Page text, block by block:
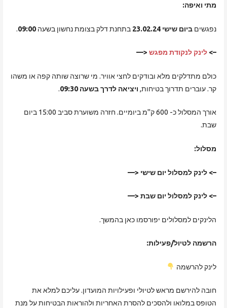
מתי ואיפה:
נפגשים ביום שישי 23.02.24 בתחנת דלק בצומת נחשון בשעה09:00
.
–> לינק לנקודת מפגש<—
כולם מתדלקים מלא ובודקים לחצי אוויר. מי שרוצה שותה קפה או משהו
קר. עוברים תדרוך בטיחות, ויציאה לדרך בשעה 09:30 .
אורך המסלול כ- 600 ק"מ ביומיים. חזרה משוערת סביב 15:00 ביום
שבת.
מסלול:
–> לינק למסלול יום שישי <—
–> לינק למסלול יום שבת <—
הלינקים למסלולים יפורסמו כאן בהמשך.
הרשמה לטיול/פעילות:
לינק להרשמה
חובה להירשם מראש לטיולי ופעילויות המועדון. עליכם למלא את
הטופס במלואו ולהסכים להסרת האחריות ולהוראות הבטיחות על מנת